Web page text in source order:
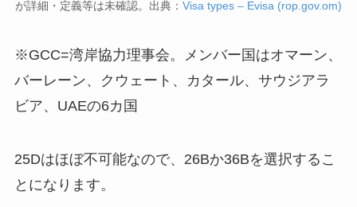
が詳細・定義等は未確認。出典： Visa types – Evisa (rop.gov.om)
※GCC=湾岸協力理事会。メンバー国はオマーン、
バーレーン、クウェート、カタール、サウジアラ
ビア、UAEの6カ国
25Dはほぼ不可能なので、26Bか36Bを選択するこ
とになります。